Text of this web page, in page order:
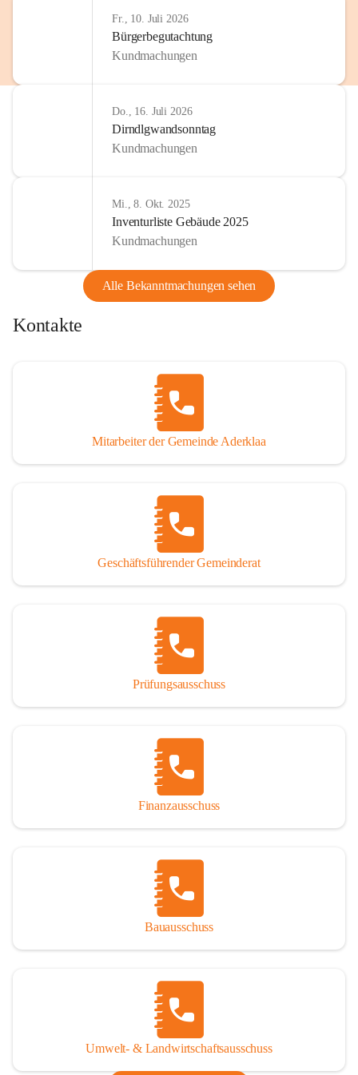
Fr., 10. Juli 2026
Bürgerbegutachtung
Kundmachungen
Do., 16. Juli 2026
Dirndlgwandsonntag
Kundmachungen
Mi., 8. Okt. 2025
Inventurliste Gebäude 2025
Kundmachungen
Alle Bekanntmachungen sehen
Kontakte
Mitarbeiter der Gemeinde Aderklaa
Geschäftsführender Gemeinderat
Prüfungsausschuss
Finanzausschuss
Bauausschuss
Umwelt- & Landwirtschaftsausschuss